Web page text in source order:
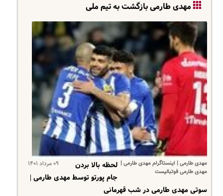
مهدی طارمی بازگشت به تیم ملی
مهدی طارمی | اینستاگرام مهدی طارمی |
مهدی طارمی فوتبالیست
۰۹ مرداد ۱۴۰۱
لحظه بالا بردن
جام پورتو توسط مهدی طارمی |
سوتی مهدی طارمی در شب قهرمانی